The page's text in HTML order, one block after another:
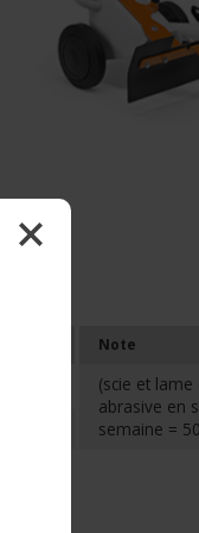
Note
(scie et
abrasive en
semaine =